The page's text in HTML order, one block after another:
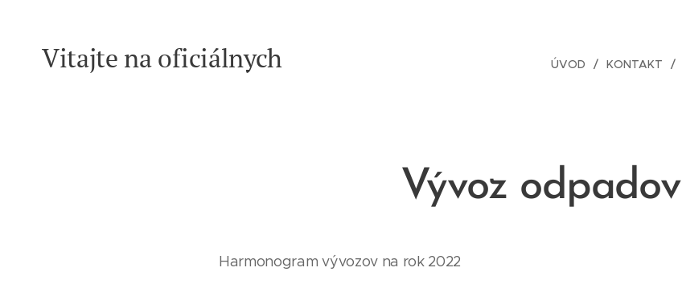
Vitajte na oficiálnych
ÚVOD KONTAKT
Vývoz odpadov
Harmonogram vývozov na rok 2022